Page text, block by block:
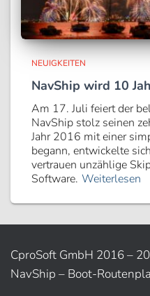
NEUIGKEITEN
NavShip wird 10
Am 17. Juli feiert der
NavShip stolz seinen
Jahr 2016 mit einer
begann, entwickelte
vertrauen unzählige
Software. Weiterlesen
CproSoft GmbH 2016 –
NavShip – Boot-